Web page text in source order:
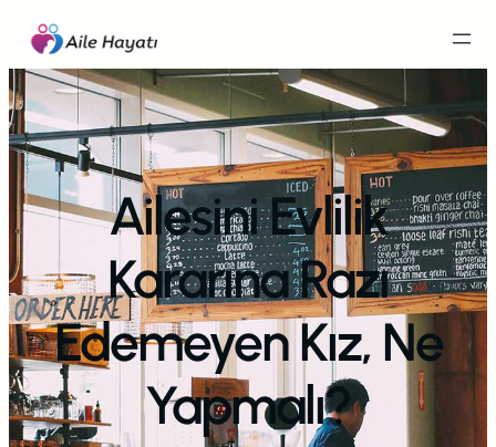
İçeriğe
geç
Ailesini Evlilik
Kararına Razı
Edemeyen Kız, Ne
Yapmalı?